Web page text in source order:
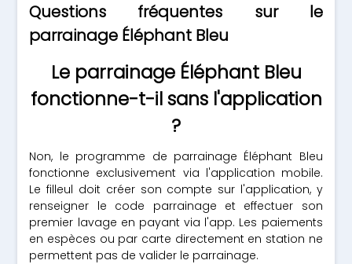
Questions fréquentes sur le
parrainage Éléphant Bleu
Le parrainage Éléphant Bleu
fonctionne-t-il sans l'application
?
Non, le programme de parrainage Éléphant Bleu
fonctionne exclusivement via l'application mobile.
Le filleul doit créer son compte sur l'application, y
renseigner le code parrainage et effectuer son
premier lavage en payant via l'app. Les paiements
en espèces ou par carte directement en station ne
permettent pas de valider le parrainage.